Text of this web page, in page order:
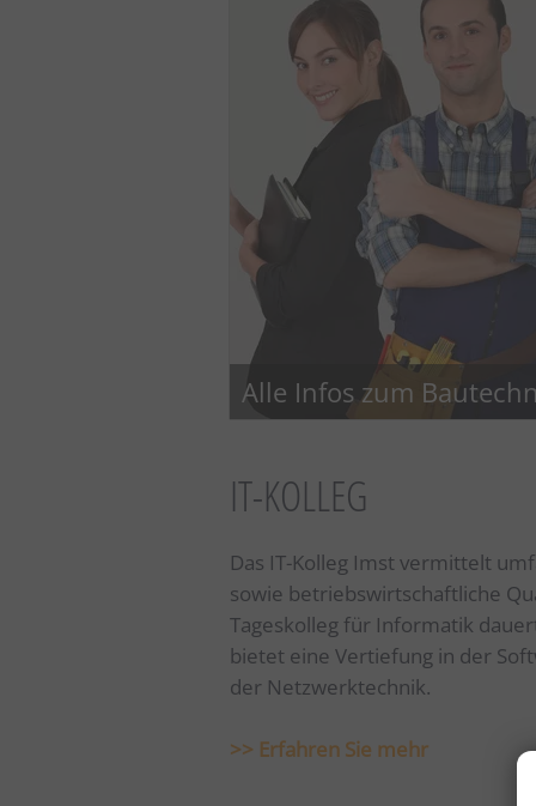
Alle Infos zum
IT-KOLLEG
Das IT-Kolleg Imst vermittelt
sowie betriebswirtschaftliche
Tageskolleg für Informatik
bietet eine Vertiefung in der
der Netzwerktechnik.
>> Erfahren Sie mehr